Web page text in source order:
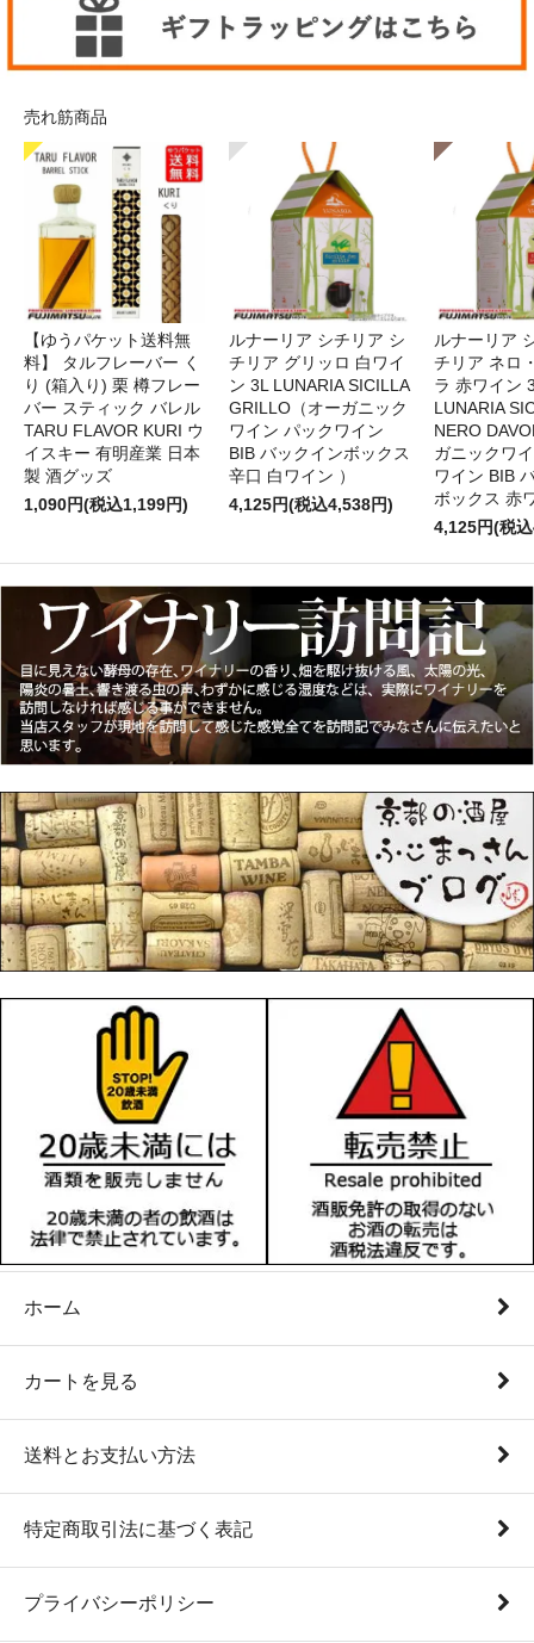
売れ筋商品
【ゆうパケット送料無
料】 タルフレーバー く
り (箱入り) 栗 樽フレー
バー スティック バレル
TARU FLAVOR KURI ウ
イスキー 有明産業 日本
製 酒グッズ
1,090円(税込1,199円)
ルナーリア シチリア シ
チリア グリッロ 白ワイ
ン 3L LUNARIA SICILLA
GRILLO（オーガニック
ワイン パックワイン
BIB バックインボックス
辛口 白ワイン ）
4,125円(税込4,538円)
ルナーリア
チリア ネロ
ラ 赤ワイ
LUNARIA
NERO
ガニックワ
ワイン BIB
ボックス 赤
4,125円(税
ホーム
カートを見る
送料とお支払い方法
特定商取引法に基づく表記
プライバシーポリシー